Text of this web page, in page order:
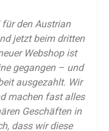
den Austrian
jetzt beim dritten
Webshop ist
gegangen – und
ausgezahlt. Wir
machen fast alles
Geschäften in
dass wir diese